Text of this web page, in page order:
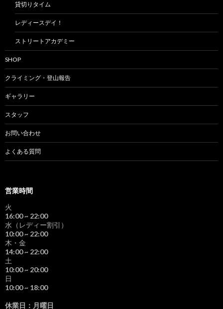
貸切りタイム
レディースデイ！
ストリートアカデミー
SHOP
クライミング・登山報告
ギャラリー
スタッフ
お問い合わせ
よくある質問
営業時間
火
16:00~ 22:00
水（レディー割引）
10:00~ 22:00
木・金
14:00~ 22:00
土
10:00~ 20:00
日
10:00~ 18:00
休業日：月曜日